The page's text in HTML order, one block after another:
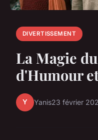
DIVERTISSEMENT
La Magie
d'Humour
Y Yanis23 février